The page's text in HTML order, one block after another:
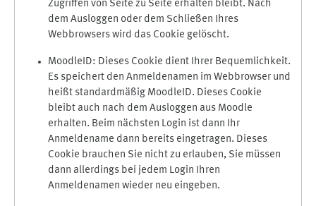
Zugriffen von Seite zu Seite erhalten bleibt. Nach
dem Ausloggen oder dem Schließen Ihres
Webbrowsers wird das Cookie gelöscht.
MoodleID: Dieses Cookie dient Ihrer Bequemlichkeit.
Es speichert den Anmeldenamen im Webbrowser und
heißt standardmäßig MoodleID. Dieses Cookie
bleibt auch nach dem Ausloggen aus Moodle
erhalten. Beim nächsten Login ist dann Ihr
Anmeldename dann bereits eingetragen. Dieses
Cookie brauchen Sie nicht zu erlauben, Sie müssen
dann allerdings bei jedem Login Ihren
Anmeldenamen wieder neu eingeben.